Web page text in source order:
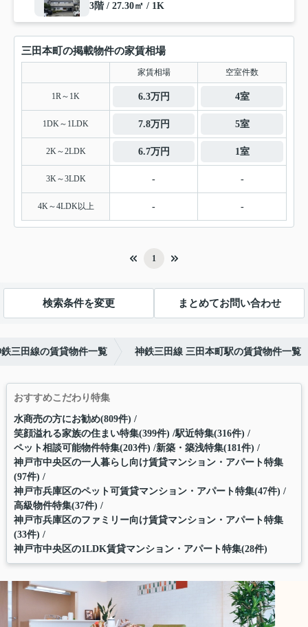
3階 / 27.30㎡ / 1K
三田本町の掲載物件の家賃相場
家賃相場 空室件数
1R～1K 6.3万円 4室
1DK～1LDK 7.8万円 5室
2K～2LDK 6.7万円 1室
3K～3LDK - -
4K～4LDK以上 - -
1
検索条件を変更 まとめてお問い合わせ
三田線の賃貸物件一覧 神鉄三田線 三田本町駅の賃貸物件一覧
おすすめこだわり特集
水商売の方にお勧め(809件)
笑顔溢れる家族の住まい特集(399件) 駅近特集(316件)
ペット相談可能物件特集(203件) 新築・築浅特集(181件)
神戸市中央区の一人暮らし向け賃貸マンション・アパート特集
(97件)
神戸市兵庫区のペット可賃貸マンション・アパート特集(47件)
高級物件特集(37件)
神戸市兵庫区のファミリー向け賃貸マンション・アパート特集
(33件)
神戸市中央区の1LDK賃貸マンション・アパート特集(28件)